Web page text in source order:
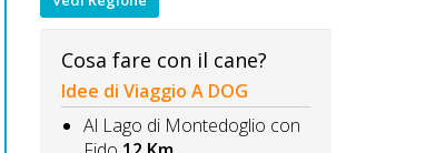
Cosa fare con il cane?
Idee di Viaggio A DOG
Al Lago di Montedoglio con